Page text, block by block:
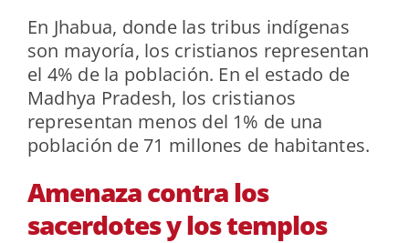
En Jhabua, donde las tribus indígenas
son mayoría, los cristianos representan
el 4% de la población. En el estado de
Madhya Pradesh, los cristianos
representan menos del 1% de una
población de 71 millones de habitantes.
Amenaza contra los
sacerdotes y los templos